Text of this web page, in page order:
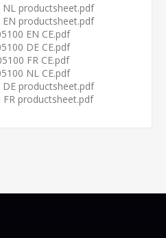
NL productsheet.pdf
EN productsheet.pdf
EN CE.pdf
DE CE.pdf
FR CE.pdf
NL CE.pdf
DE productsheet.pdf
FR productsheet.pdf